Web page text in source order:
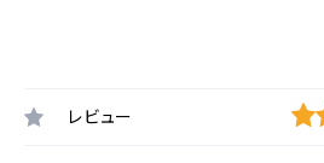
レビュー